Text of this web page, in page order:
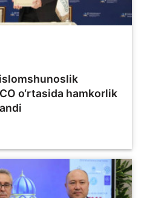
o‘rtasida hamkorlik